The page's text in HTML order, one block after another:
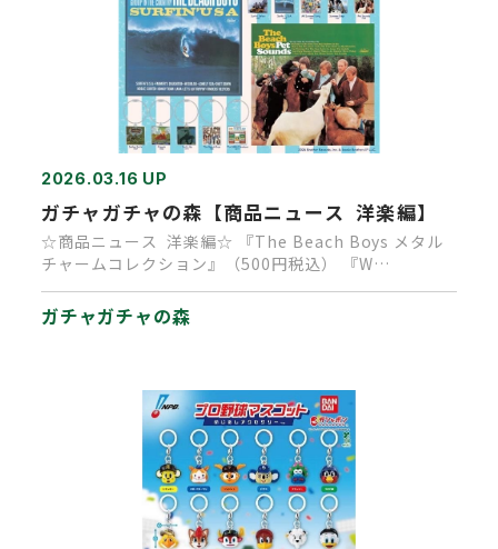
2026.03.16 UP
ガチャガチャの森【商品ニュース 洋楽編】
☆商品ニュース 洋楽編☆ 『The Beach Boys メタル
チャームコレクション』（500円税込） 『W…
ガチャガチャの森